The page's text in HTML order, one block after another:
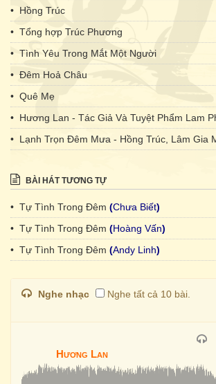
• Hồng Trúc
• Tổng hợp Trúc Phương
• Tình Yêu Trong Mắt Một Người
• Đêm Hoả Châu
• Quê Mẹ
• Lạnh Trọn Đêm Mưa - Hồng Trúc, Lâm Gia
BÀI HÁT TƯƠNG TỰ
• Tự Tình Trong Đêm (Chưa Biết)
• Tự Tình Trong Đêm (Hoàng Vấn)
• Tự Tình Trong Đêm (Andy Linh)
Nghe nhạc Nghe tất cả 10 bài.
Hương Lan